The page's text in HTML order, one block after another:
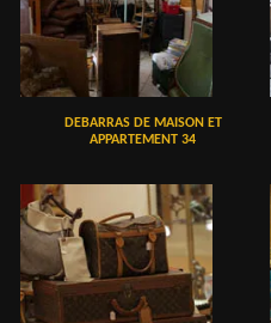
DEBARRAS DE MAISON ET
APPARTEMENT 34